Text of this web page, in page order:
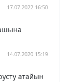
17.07.2022 16:50
14.07.2020 15:19
атайын